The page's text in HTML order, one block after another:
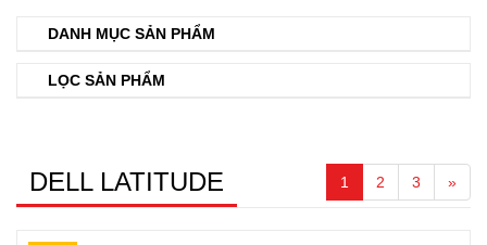
DANH MỤC SẢN PHẨM
LỌC SẢN PHẨM
DELL LATITUDE 1 2 3 »